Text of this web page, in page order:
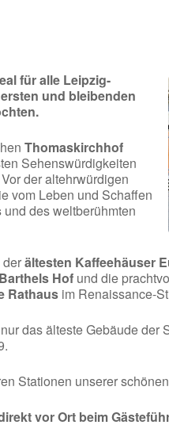
für alle Leipzig-
und bleibenden
Thomaskirchhof
Sehenswürdigkeiten
der altehrwürdigen
vom Leben und Schaffen
und des weltberühmten
derältesten Kaffeehäuser
Barthels Hof und die
Rathaus im Renaissance-
das älteste Gebäude der
Stationen unserer
vor Ort beim